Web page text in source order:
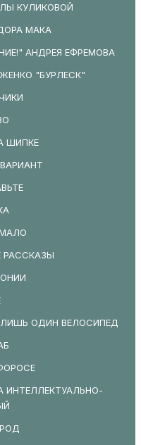
КУЛИКОВОЙ
МАКА
АНДРЕЯ ЕФРЕМОВА
"БУРЛЕСК"
ШИПКЕ
РАССКАЗЫ
ОДИН ВЕЛОСИПЕД
ИНТЕЛЛЕКТУАЛЬНО-